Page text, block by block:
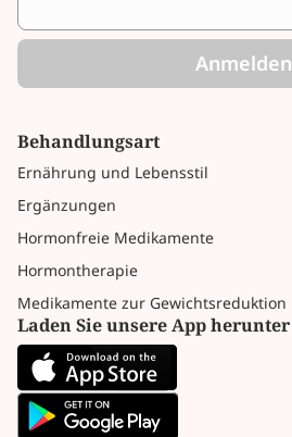
Behandlungsart
Ernährung und Lebensstil
Ergänzungen
Hormonfreie Medikamente
Hormontherapie
Medikamente zur Gewichtsreduktion
Laden Sie unsere App herunter
Anmelden